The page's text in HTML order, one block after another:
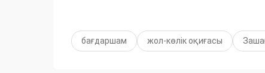
бағдаршам жол-көлік оқиғасы